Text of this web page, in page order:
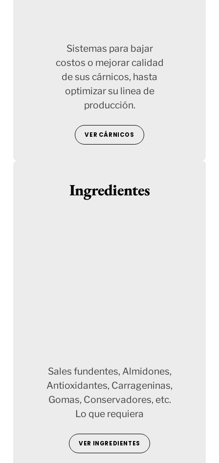
Sistemas para bajar
costos o mejorar calidad
de sus cárnicos, hasta
optimizar su linea de
producción.
VER CÁRNICOS
Ingredientes
Sales fundentes, Almidones,
Antioxidantes, Carrageninas,
Gomas, Conservadores, etc.
Lo que requiera
VER INGREDIENTES